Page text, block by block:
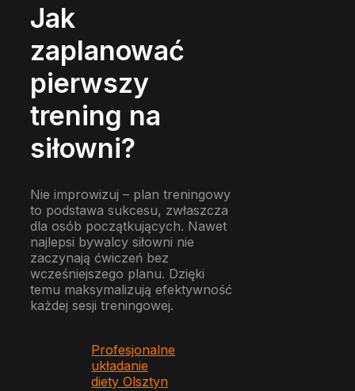
Jak
zaplanować
pierwszy
trening na
siłowni?
Nie improwizuj – plan treningowy
to podstawa sukcesu, zwłaszcza
dla osób początkujących. Nawet
najlepsi bywalcy siłowni nie
zaczynają ćwiczeń bez
wcześniejszego planu. Dzięki
temu maksymalizują efektywność
każdej sesji treningowej.
Profesjonalne
układanie
diety Olsztyn